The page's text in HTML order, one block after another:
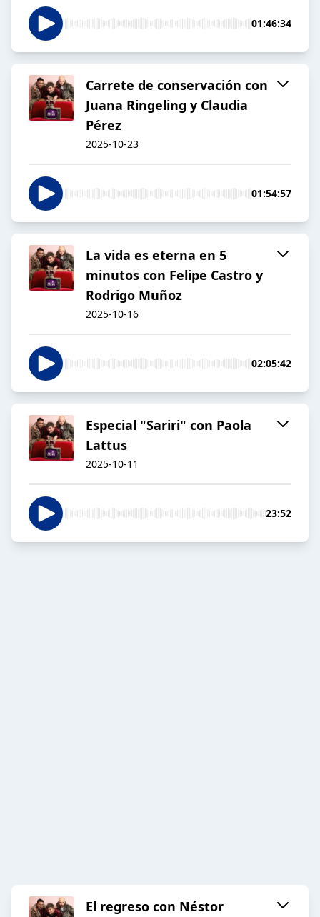
01:46:34
Carrete de conservación con
Juana Ringeling y Claudia
Pérez
2025-10-23
01:54:57
La vida es eterna en 5
minutos con Felipe Castro y
Rodrigo Muñoz
2025-10-16
02:05:42
Especial "Sariri" con Paola
Lattus
2025-10-11
23:52
El regreso con Néstor